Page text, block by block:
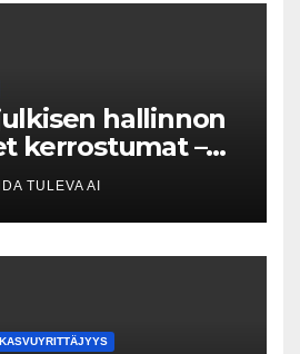
hallinnon
kerrostumat –
purkaa
painolastin?
TULEVA AI